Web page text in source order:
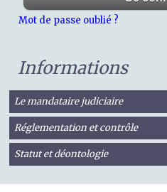
Mot de passe oublié ?
Informations
Le mandataire judiciaire
Réglementation et contrôle
Statut et déontologie